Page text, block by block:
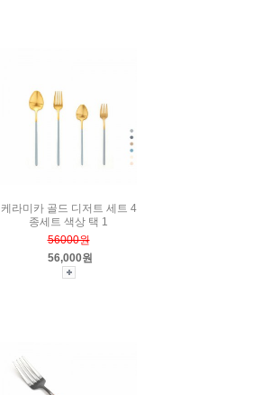
케라미카 골드 디저트 세트 4
종세트 색상 택 1
56000원
56,000원